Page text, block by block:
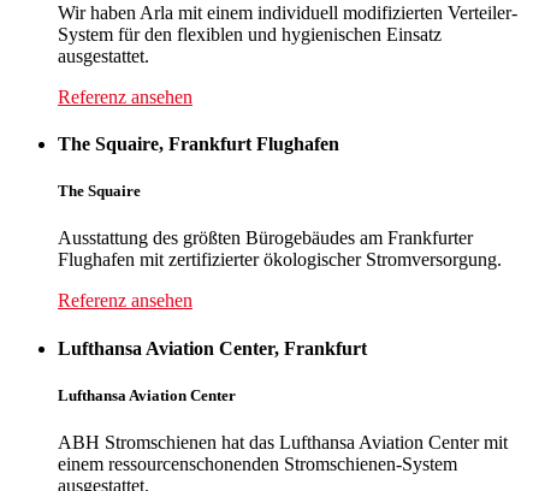
Wir haben Arla mit einem individuell modifizierten Verteiler-
System für den flexiblen und hygienischen Einsatz
ausgestattet.
Referenz ansehen
The Squaire, Frankfurt Flughafen
The Squaire
Ausstattung des größten Bürogebäudes am Frankfurter
Flughafen mit zertifizierter ökologischer Stromversorgung.
Referenz ansehen
Lufthansa Aviation Center, Frankfurt
Lufthansa Aviation Center
ABH Stromschienen hat das Lufthansa Aviation Center mit
einem ressourcenschonenden Stromschienen-System
ausgestattet.